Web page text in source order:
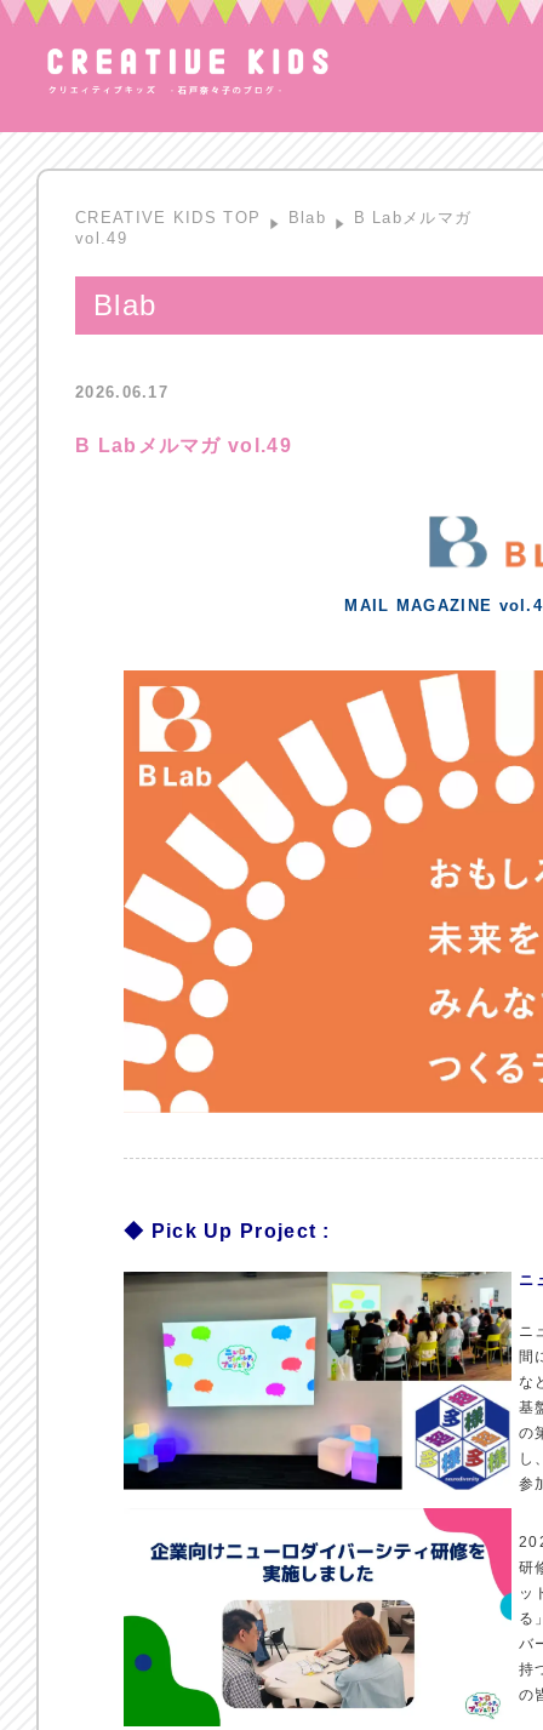
CREATIVE KIDS TOP Blab
B Labメルマガ
vol.49
Blab
2026.06.17
B Labメルマガ vol.49
MAIL MAGAZINE
◆ Pick Up Project :
ニ
ニ
間
な
基
の
し
参
研
ッ
る
バ
持
の